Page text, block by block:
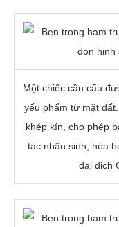
Một chiếc cần cẩu
yếu phẩm từ mặt
khép kín, cho phép
tác nhân sinh, hóa
đại dịch